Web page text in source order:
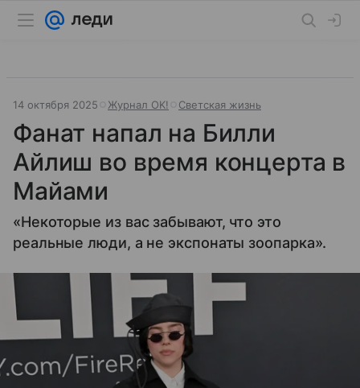
14 октября 2025 Журнал OK! Светская жизнь
Фанат напал на Билли
Айлиш во время концерта в
Майами
«Некоторые из вас забывают, что это
реальные люди, а не экспонаты зоопарка».